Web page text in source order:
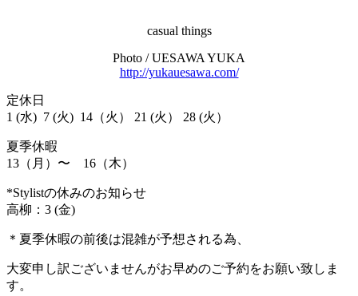
casual things
Photo / UESAWA YUKA
http://yukauesawa.com/
定休日
1 (水) 7 (火) 14（火） 21 (火） 28 (火）
夏季休暇
13（月）〜 16（木）
*Stylistの休みのお知らせ
高柳：3 (金)
＊夏季休暇の前後は混雑が予想される為、
大変申し訳ございませんがお早めのご予約をお願い致しま
す。